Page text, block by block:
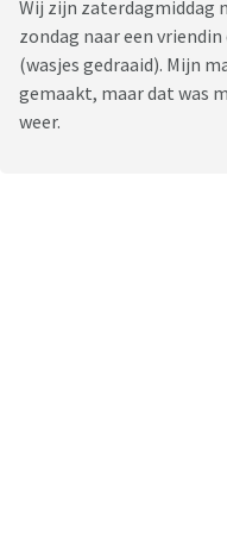
Wij zijn zaterdagmiddag
zondag naar een
(wasjes gedraaid). Mijn
gemaakt, maar dat was
weer.